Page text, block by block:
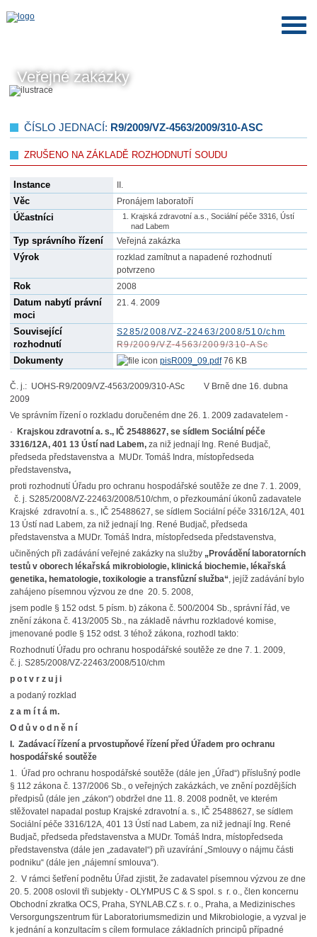
Veřejné zakázky
ČÍSLO JEDNACÍ: R9/2009/VZ-4563/2009/310-ASC
ZRUŠENO NA ZÁKLADĚ ROZHODNUTÍ SOUDU
Instance II.
Věc Pronájem laboratoří
Účastníci
Krajská zdravotní a.s., Sociální péče 3316, Ústí
nad Labem
Typ správního řízení Veřejná zakázka
Výrok
rozklad zamítnut a napadené rozhodnutí
potvrzeno
Rok 2008
Datum nabytí právní
moci
21. 4. 2009
Související
rozhodnutí
S285/2008/VZ-22463/2008/510/chm
R9/2009/VZ-4563/2009/310-ASc
Dokumenty pisR009_09.pdf76 KB
Č. j.: UOHS-R9/2009/VZ-4563/2009/310-ASc V Brně dne 16. dubna
2009
Ve správním řízení o rozkladu doručeném dne 26. 1. 2009 zadavatelem -
·
Krajskou zdravotní a. s., IČ 25488627, se sídlem Sociální péče
3316/12A, 401 13 Ústí nad Labem, za niž jednají Ing. René Budjač,
předseda představenstva a MUDr. Tomáš Indra, místopředseda
představenstva,
proti rozhodnutí Úřadu pro ochranu hospodářské soutěže ze dne 7. 1. 2009,
č. j. S285/2008/VZ-22463/2008/510/chm, o přezkoumání úkonů zadavatele
Krajské zdravotní a. s., IČ 25488627, se sídlem Sociální péče 3316/12A, 401
13 Ústí nad Labem, za niž jednají Ing. René Budjač, předseda
představenstva a MUDr. Tomáš Indra, místopředseda představenstva,
učiněných při zadávání veřejné zakázky na služby „Provádění laboratorních
testů v oborech lékařská mikrobiologie, klinická biochemie, lékařská
genetika, hematologie, toxikologie a transfůzní služba“, jejíž zadávání bylo
zahájeno písemnou výzvou ze dne 20. 5. 2008,
jsem podle § 152 odst. 5 písm. b) zákona č. 500/2004 Sb., správní řád, ve
znění zákona č. 413/2005 Sb., na základě návrhu rozkladové komise,
jmenované podle § 152 odst. 3 téhož zákona, rozhodl takto:
Rozhodnutí Úřadu pro ochranu hospodářské soutěže ze dne 7. 1. 2009,
č. j. S285/2008/VZ-22463/2008/510/chm
p o t v r z u j i
a podaný rozklad
z a m í t á m.
O d ů v o d n ě n í
I. Zadávací řízení a prvostupňové řízení před Úřadem pro ochranu
hospodářské soutěže
1. Úřad pro ochranu hospodářské soutěže (dále jen „Úřad“) příslušný podle
§ 112 zákona č. 137/2006 Sb., o veřejných zakázkách, ve znění pozdějších
předpisů (dále jen „zákon“) obdržel dne 11. 8. 2008 podnět, ve kterém
stěžovatel napadal postup Krajské zdravotní a. s., IČ 25488627, se sídlem
Sociální péče 3316/12A, 401 13 Ústí nad Labem, za niž jednají Ing. René
Budjač, předseda představenstva a MUDr. Tomáš Indra, místopředseda
představenstva (dále jen „zadavatel“) při uzavírání „Smlouvy o nájmu části
podniku“ (dále jen „nájemní smlouva“).
2. V rámci šetření podnětu Úřad zjistit, že zadavatel písemnou výzvou ze dne
20. 5. 2008 oslovil tři subjekty - OLYMPUS C & S spol. s r. o., člen koncernu
Obchodní zkratka OCS, Praha, SYNLAB.CZ s. r. o., Praha, a Medizinisches
Versorgungszentrum für Laboratoriumsmedizin und Mikrobiologie, a vyzval je
k jednání a konzultacím s cílem formulace základních principů případné